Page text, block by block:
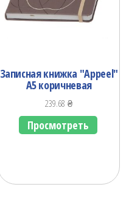
Записная книжка "Appeel"
А5 коричневая
239.68₴
Просмотреть